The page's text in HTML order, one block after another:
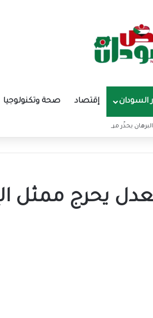
السودان إقتصاد صحة وتكنولوجيا
يحذّر من تغذية أوهام قادة الميليشيا
يحرج ممثل